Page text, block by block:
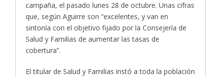
campaña, el pasado lunes 28 de octubre. Unas cifras
que, según Aguirre son “excelentes, y van en
sintonía con el objetivo fijado por la Consejería de
Salud y Familias de aumentar las tasas de
cobertura”.
El titular de Salud y Familias instó a toda la población